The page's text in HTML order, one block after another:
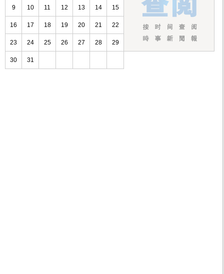
9 10 11 12 13 14 15
16 17 18 19 20 21 22
23 24 25 26 27 28 29
30 31